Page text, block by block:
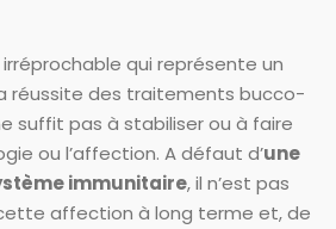
qui représente un
réussite des traitements bucco-
suffit pas à stabiliser ou à faire
ou l’affection. A défaut d’une
immunitaire, il n’est pas
affection à long terme et, de